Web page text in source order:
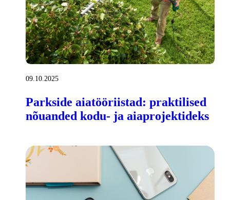
09.10.2025
Parkside aiatööriistad: praktilised
nõuanded kodu- ja aiaprojektideks